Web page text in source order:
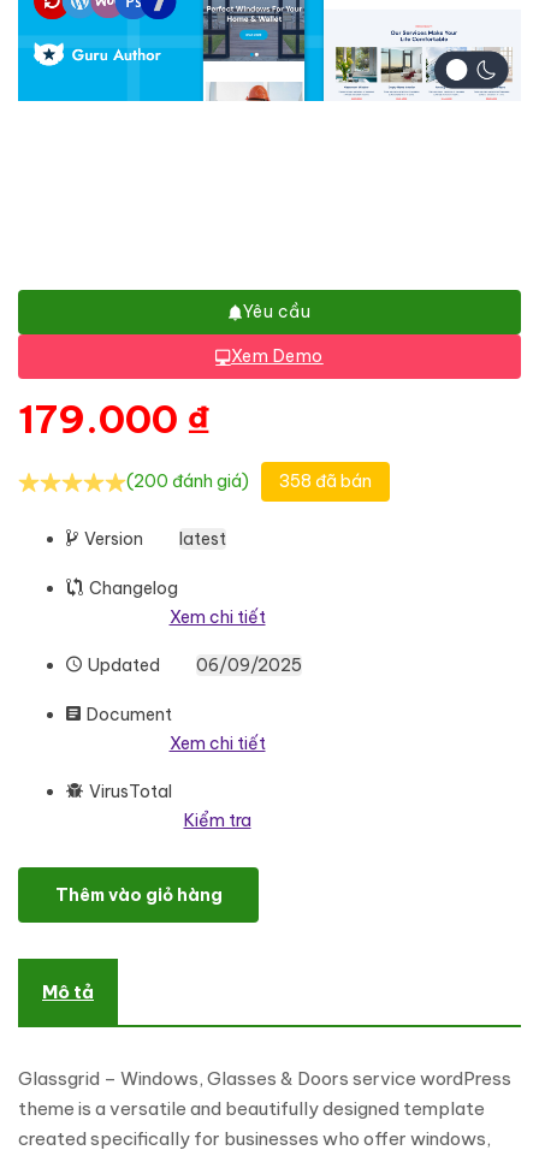
Yêu cầu
Xem Demo
179.000 ₫
(200 đánh giá) 358 đã bán
Version latest
Changelog
Xem chi tiết
Updated 06/09/2025
Document
Xem chi tiết
VirusTotal
Kiểm tra
Glassgrid - Windows, Glasses and Doors Services Elementor
Thêm vào giỏ hàng
Mô tả
Glassgrid – Windows, Glasses & Doors service wordPress
theme is a versatile and beautifully designed template
created specifically for businesses who offer windows,